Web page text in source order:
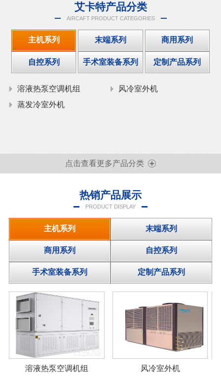
艾卡特产品分类
AIRCAFT PRODUCT CATEGORIES
主机系列 末端系列 商用系列
自控系列 手术室装备系列 定制产品系列
溶液热泵空调机组
风冷室外机
蒸发冷室外机
点击查看更多产品分类
热销产品展示
PRODUCT DISPLAY
主机系列 末端系列
商用系列 自控系列
手术室装备系列 定制产品系列
溶液热泵空调机组 风冷室外机